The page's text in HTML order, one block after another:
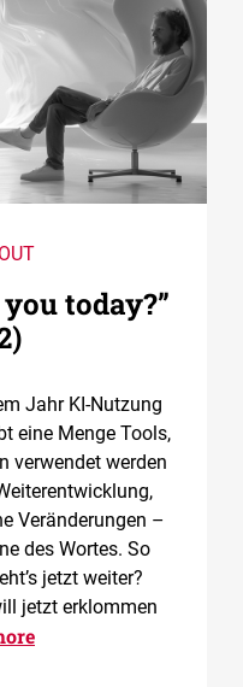
today?”
Jahr KI-Nutzung
eine Menge Tools,
verwendet werden
Veränderungen –
des Wortes. So
jetzt weiter?
jetzt erklommen